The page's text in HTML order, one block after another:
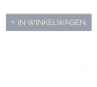
IN WINKELWAGEN